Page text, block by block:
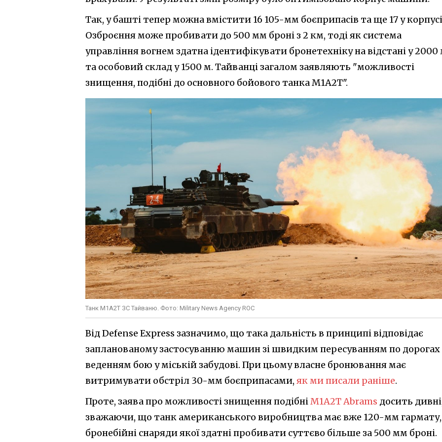
Так, у башті тепер можна вмістити 16 105-мм боєприпасів та ще 17 у
Озброєння може пробивати до 500 мм броні з 2 км, тоді як система
управління вогнем здатна ідентифікувати бронетехніку на відстані у 2000
та особовий склад у 1500 м. Тайванці загалом заявляють "можливості
знищення, подібні до основного бойового танка M1A2T".
Танк M1A2T ЗС Тайваню. Фото: Military News Agency ROC
Від Defense Express зазначимо, що така дальність в принципі відповідає
запланованому застосуванню машин зі швидким пересуванням по дорогах
веденням бою у міській забудові. При цьому власне бронювання має
витримувати обстріл 30-мм боєприпасами, як ми писали раніше.
Проте, заява про можливості знищення подібніM1A2T Abrams досить
зважаючи, що танк американського виробництва має вже 120-мм гармату,
бронебійні снаряди якої здатні пробивати суттєво більше за 500 мм броні.